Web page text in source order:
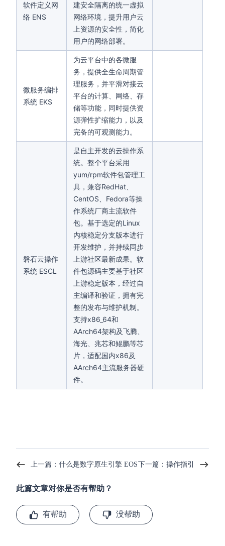
软件定义网
络 ENS
建安全隔离的统一虚拟
网络环境，提升用户云
上资源的安全性，简化
用户的网络部署。
微服务编排
系统 EKS
为云平台中的各微服
务，提供全生命周期管
理服务，并平滑对接云
平台的计算、网络、存
储等功能，同时提供资
源弹性扩缩能力，以及
完备的可观测能力。
磐石云操作
系统 ESCL
是自主开发的云操作系
统。整个平台采用
yum/rpm软件包管理工
具，兼容RedHat、
CentOS、Fedora等操
作系统厂商主流软件
包。基于选定的Linux
内核稳定分支版本进行
开发维护，并持续同步
上游社区最新成果。软
件包源码主要基于社区
上游稳定版本，经过自
主编译和验证，拥有完
整的发布与维护机制。
支持x86_64和
AArch64架构及飞腾、
海光、兆芯和鲲鹏等芯
片，适配国内x86及
AArch64主流服务器硬
件。
上一篇：什么是数字原生引擎 EOS下一篇：操作指引
此篇文章对你是否有帮助？
有帮助 没帮助